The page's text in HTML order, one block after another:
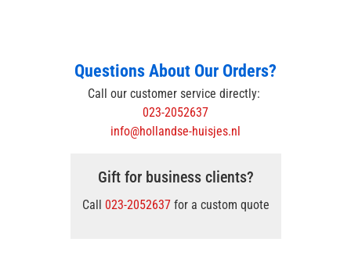
Questions About Our Orders?
Call our customer service directly:
023-2052637
info@hollandse-huisjes.nl
Gift for business clients?
Call 023-2052637for a custom quote